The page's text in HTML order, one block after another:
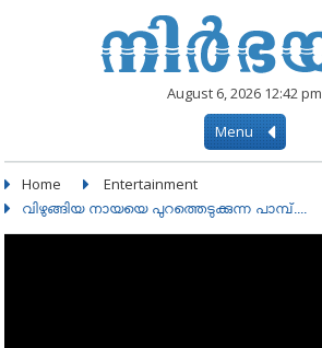
August 6, 2026 12:42 pm
Menu
Home Entertainment
വിഴുങ്ങിയ നായയെ പുറത്തെടുക്കുന്ന പാമ്പ്....